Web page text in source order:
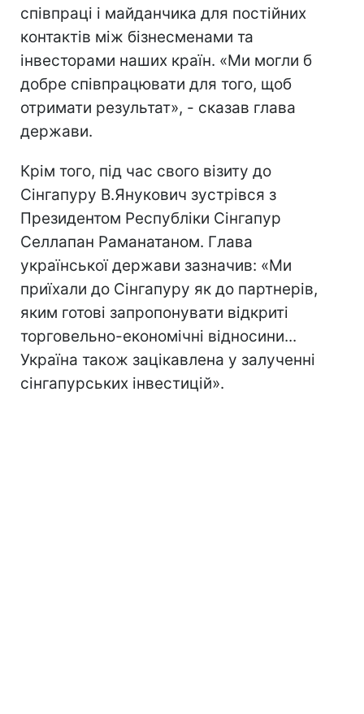
співпраці і майданчика для постійних
контактів між бізнесменами та
інвесторами наших країн. «Ми могли б
добре співпрацювати для того, щоб
отримати результат», - сказав глава
держави.
Крім того, під час свого візиту до
Сінгапуру В.Янукович зустрівся з
Президентом Республіки Сінгапур
Селлапан Раманатаном. Глава
української держави зазначив: «Ми
приїхали до Сінгапуру як до партнерів,
яким готові запропонувати відкриті
торговельно-економічні відносини...
Україна також зацікавлена у залученні
сінгапурських інвестицій».